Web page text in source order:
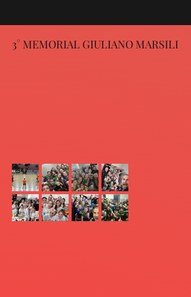
3° MEMORIAL GIULIANO MARSILI